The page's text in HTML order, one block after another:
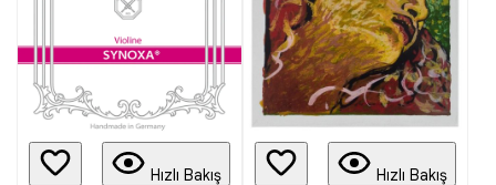
Hızlı Bakış
Hızlı Bakış